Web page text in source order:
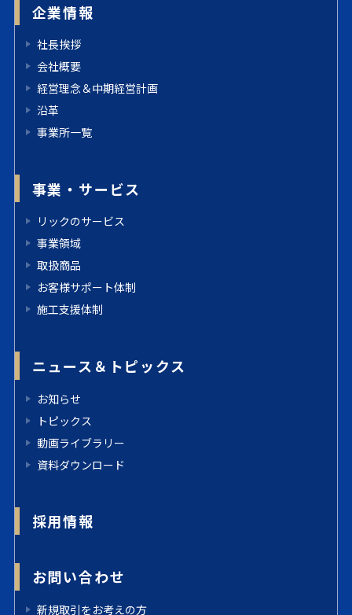
企業情報
社長挨拶
会社概要
経営理念＆中期経営計画
沿革
事業所一覧
事業・サービス
リックのサービス
事業領域
取扱商品
お客様サポート体制
施工支援体制
ニュース＆トピックス
お知らせ
トピックス
動画ライブラリー
資料ダウンロード
採用情報
お問い合わせ
新規取引をお考えの方